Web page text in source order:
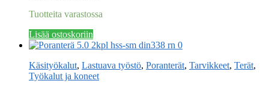
Tuotteita varastossa
Lisää ostoskoriin
Käsityökalut, Lastuava työstö, Poranterät, Tarvikkeet, Terät,
Työkalut ja koneet